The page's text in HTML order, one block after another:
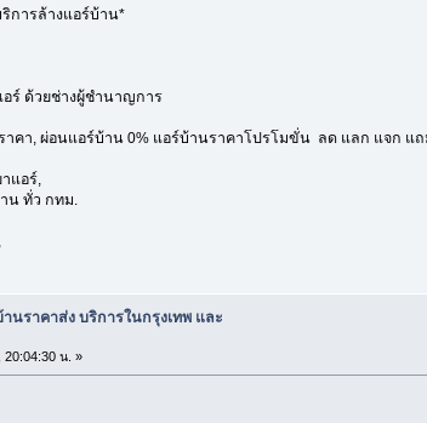
การล้างแอร์บ้าน*
ร์ ด้วยช่างผู้ชำนาญการ
คา, ผ่อนแอร์บ้าน 0% แอร์บ้านราคาโปรโมขั่น ลด แลก แจก แ
แอร์,
น ทั่ว กทม.
นราคาส่ง บริการในกรุงเทพ และ
น. »